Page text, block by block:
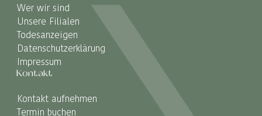
Wer wir sind
Unsere Filialen
Todesanzeigen
Datenschutzerklärung
Impressum
Kontakt
Kontakt aufnehmen
Termin buchen